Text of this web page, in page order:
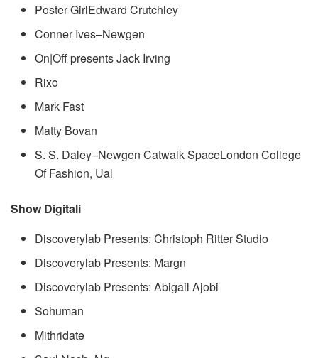
Poster GirlEdward Crutchley
Conner Ives–Newgen
On|Off presents Jack Irving
Rixo
Mark Fast
Matty Bovan
S. S. Daley–Newgen Catwalk SpaceLondon College
Of Fashion, Ual
Show Digitali
Discoverylab Presents: Christoph Ritter Studio
Discoverylab Presents: Margn
Discoverylab Presents: Abigail Ajobi
Sohuman
Mithridate